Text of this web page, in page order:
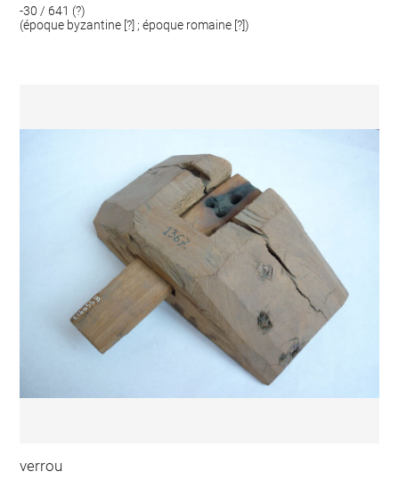
-30 / 641 (?)
(époque byzantine [?] ; époque romaine [?])
verrou